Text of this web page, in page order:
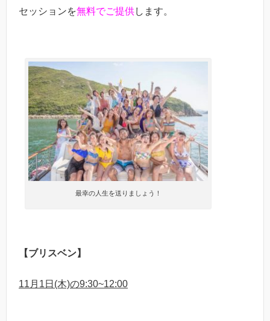
セッションを無料でご提供します。
最幸の人生を送りましょう！
【ブリスベン】
11月1日(木)の9:30~12:00